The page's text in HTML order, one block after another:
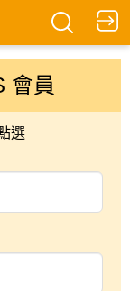
會員
選